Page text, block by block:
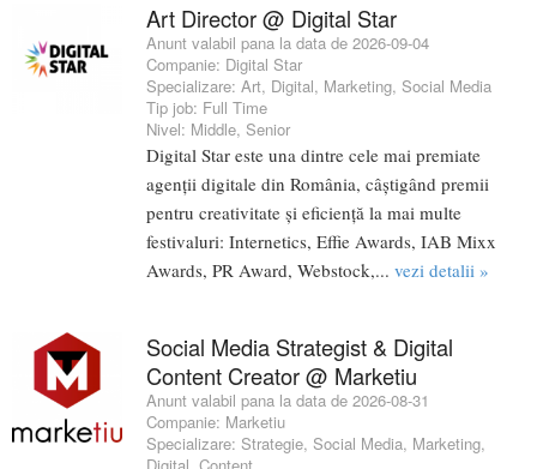
Art Director @ Digital Star
Anunt valabil pana la data de 2026-09-04
Companie: Digital Star
Specializare: Art, Digital, Marketing, Social Media
Tip job: Full Time
Nivel: Middle, Senior
Digital Star este una dintre cele mai premiate
agenții digitale din România, câștigând premii
pentru creativitate și eficiență la mai multe
festivaluri: Internetics, Effie Awards, IAB Mixx
Awards, PR Award, Webstock,... vezi detalii »
Social Media Strategist & Digital
Content Creator @ Marketiu
Anunt valabil pana la data de 2026-08-31
Companie: Marketiu
Specializare: Strategie, Social Media, Marketing,
Digital Content